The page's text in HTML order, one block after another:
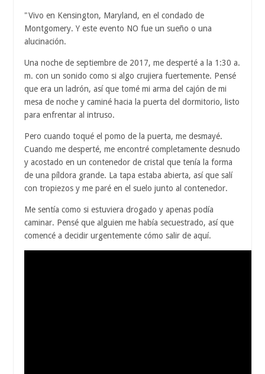
"Vivo en Kensington, Maryland, en el condado de
Montgomery. Y este evento NO fue un sueño o una
alucinación.
Una noche de septiembre de 2017, me desperté a la 1:30 a.
m. con un sonido como si algo crujiera fuertemente. Pensé
que era un ladrón, así que tomé mi arma del cajón de mi
mesa de noche y caminé hacia la puerta del dormitorio, listo
para enfrentar al intruso.
Pero cuando toqué el pomo de la puerta, me desmayé.
Cuando me desperté, me encontré completamente desnudo
y acostado en un contenedor de cristal que tenía la forma
de una píldora grande. La tapa estaba abierta, así que salí
con tropiezos y me paré en el suelo junto al contenedor.
Me sentía como si estuviera drogado y apenas podía
caminar. Pensé que alguien me había secuestrado, así que
comencé a decidir urgentemente cómo salir de aquí.